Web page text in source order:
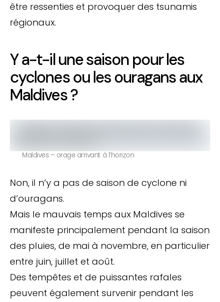
être ressenties et provoquer des tsunamis
régionaux.
Y a-t-il une saison pour les
cyclones ou les ouragans aux
Maldives ?
Maldives – orage arrivant à l’horizon
Non, il n’y a pas de saison de cyclone ni
d’ouragans.
Mais le mauvais temps aux Maldives se
manifeste principalement pendant la saison
des pluies, de mai à novembre, en particulier
entre juin, juillet et août.
Des tempêtes et de puissantes rafales
peuvent également survenir pendant les